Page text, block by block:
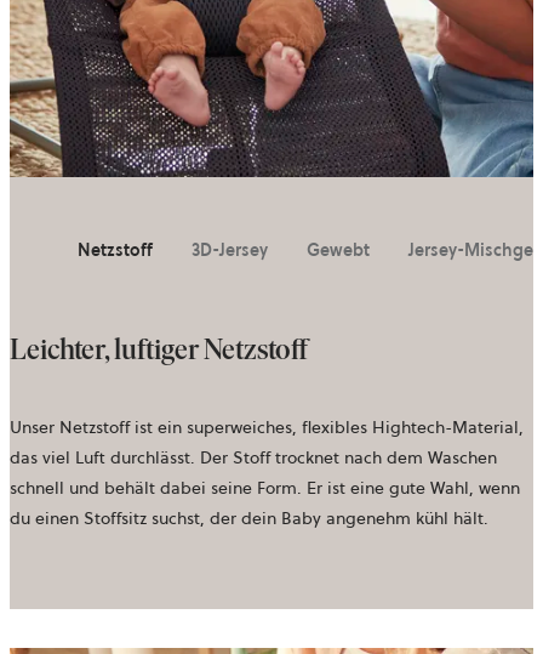
Netzstoff 3D-Jersey Gewebt Jersey-
Leichter, luftiger Netzstoff
Unser Netzstoff ist ein superweiches, flexibles Hightech-Material,
das viel Luft durchlässt. Der Stoff trocknet nach dem Waschen
schnell und behält dabei seine Form. Er ist eine gute Wahl, wenn
du einen Stoffsitz suchst, der dein Baby angenehm kühl hält.